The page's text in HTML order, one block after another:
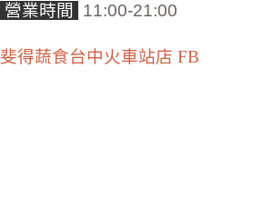
營業時間
11:00-21:00
斐得蔬食台中火車站店 FB